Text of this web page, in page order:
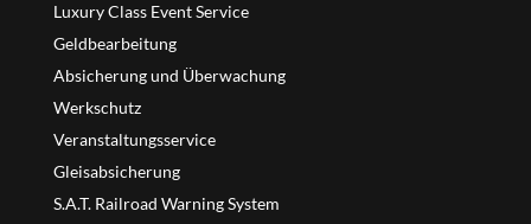
Luxury Class Event Service
Geldbearbeitung
Absicherung und Überwachung
Werkschutz
Veranstaltungsservice
Gleisabsicherung
S.A.T. Railroad Warning System